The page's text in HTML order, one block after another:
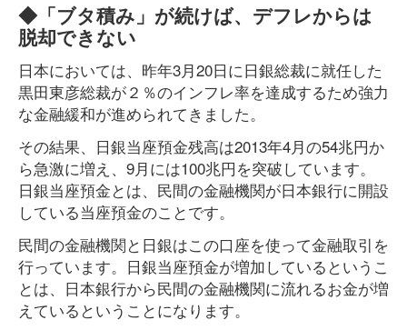
◆「ブタ積み」が続けば、デフレからは
脱却できない
日本においては、昨年3月20日に日銀総裁に就任した
黒田東彦総裁が２％のインフレ率を達成するため強力
な金融緩和が進められてきました。
その結果、日銀当座預金残高は2013年4月の54兆円か
ら急激に増え、9月には100兆円を突破しています。
日銀当座預金とは、民間の金融機関が日本銀行に開設
している当座預金のことです。
民間の金融機関と日銀はこの口座を使って金融取引を
行っています。日銀当座預金が増加しているというこ
とは、日本銀行から民間の金融機関に流れるお金が増
えているということになります。